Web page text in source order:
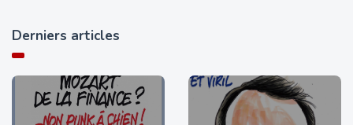
Derniers articles